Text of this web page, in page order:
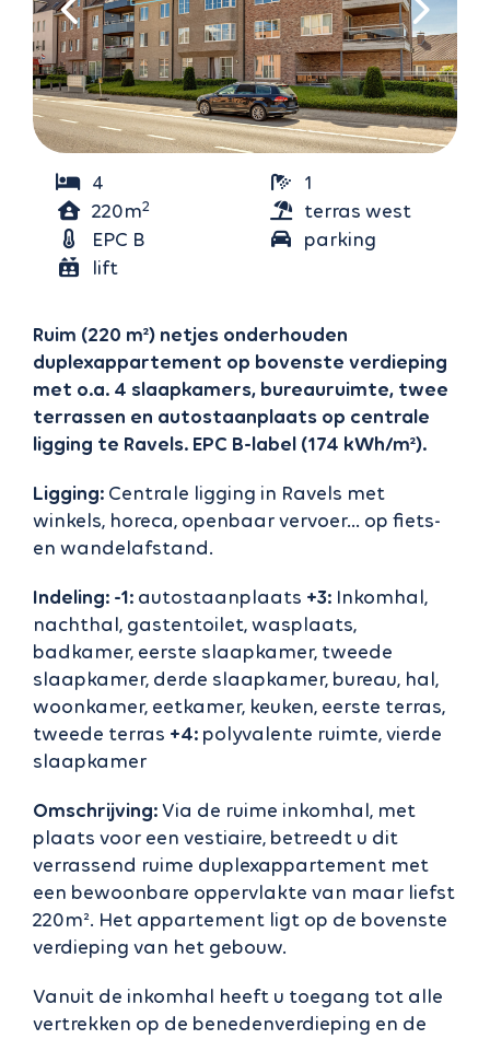
4
1
220m2
terras west
EPC B
parking
lift
Ruim (220 m²) netjes onderhouden
duplexappartement op bovenste verdieping
met o.a. 4 slaapkamers, bureauruimte, twee
terrassen en autostaanplaats op centrale
ligging te Ravels. EPC B-label (174 kWh/m²).
Ligging: Centrale ligging in Ravels met
winkels, horeca, openbaar vervoer… op fiets-
en wandelafstand.
Indeling: -1: autostaanplaats +3: Inkomhal,
nachthal, gastentoilet, wasplaats,
badkamer, eerste slaapkamer, tweede
slaapkamer, derde slaapkamer, bureau, hal,
woonkamer, eetkamer, keuken, eerste terras,
tweede terras +4: polyvalente ruimte, vierde
slaapkamer
Omschrijving:Via de ruime inkomhal, met
plaats voor een vestiaire, betreedt u dit
verrassend ruime duplexappartement met
een bewoonbare oppervlakte van maar liefst
220m². Het appartement ligt op de bovenste
verdieping van het gebouw.
Vanuit de inkomhal heeft u toegang tot alle
vertrekken op de benedenverdieping en de